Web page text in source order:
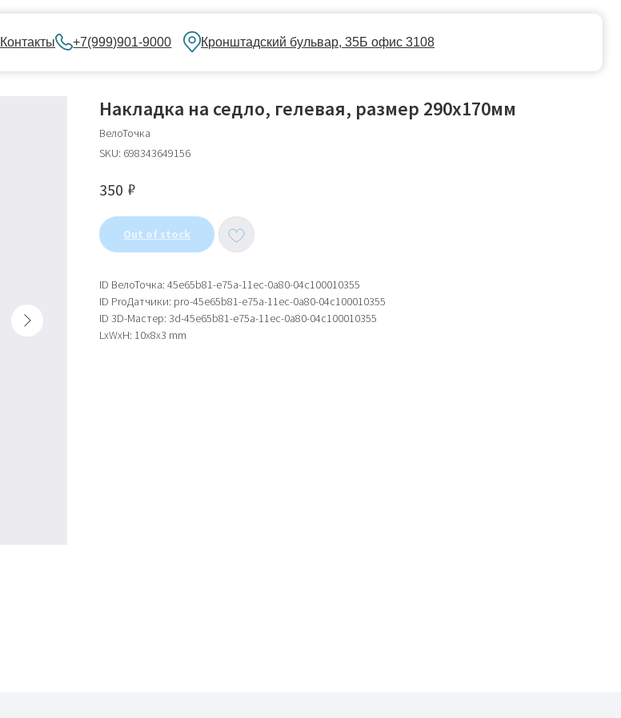
+7(999)901-9000 Кронштадский бульвар, 35Б офис 3108
Накладка на седло, гелевая, размер 290х170мм
ВелоТочка
SKU: 698343649156
350 ₽
Out of stock
ID ВелоТочка: 45e65b81-e75a-11ec-0a80-04c100010355
ID ProДатчики: pro-45e65b81-e75a-11ec-0a80-04c100010355
ID 3D-Мастер: 3d-45e65b81-e75a-11ec-0a80-04c100010355
LxWxH: 10x8x3 mm